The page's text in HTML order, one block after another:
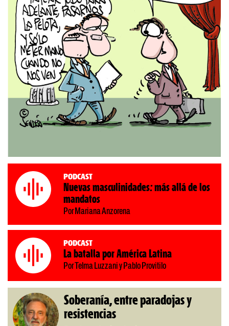
Podcast
Nuevas masculinidades: más allá de los
mandatos
Por Mariana Anzorena
Podcast
La batalla por América Latina
Por Telma Luzzani y Pablo Provitilo
Soberanía, entre paradojas y
resistencias